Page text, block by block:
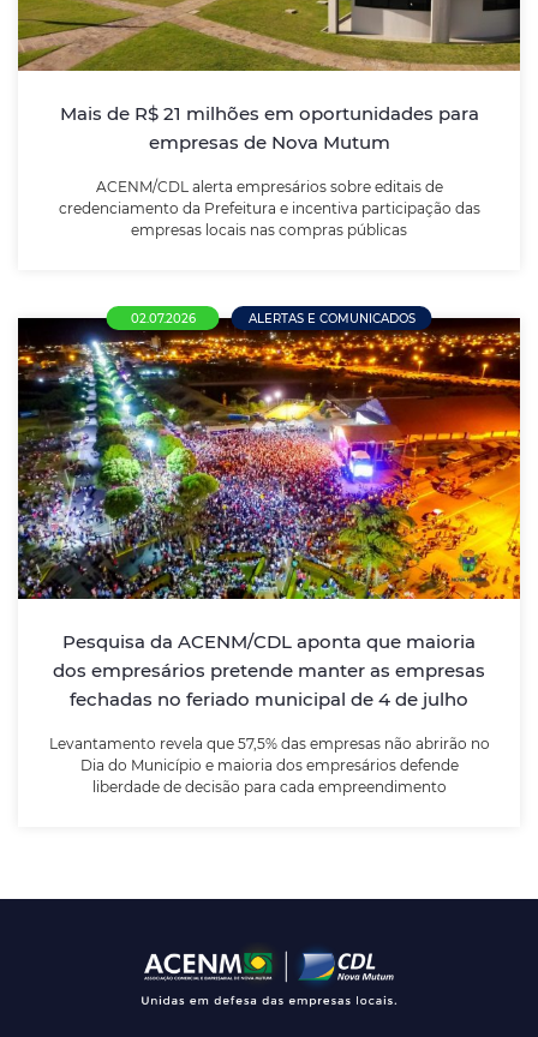
Mais de R$ 21 milhões em oportunidades para
empresas de Nova Mutum
ACENM/CDL alerta empresários sobre editais de
credenciamento da Prefeitura e incentiva participação das
empresas locais nas compras públicas
ACENM/CDL alerta empresários sobre editais de
credenciamento da Prefeitura e incentiva
participação das empresas locais nas compras
02.07.2026 ALERTAS E COMUNICADOS
Pesquisa da ACENM/CDL aponta que maioria
dos empresários pretende manter as empresas
fechadas no feriado municipal de 4 de julho
Levantamento revela que 57,5% das empresas não abrirão no
Dia do Município e maioria dos empresários defende
liberdade de decisão para cada empreendimento
Pesquisa da ACENM/CDL aponta que
maioria dos empresários pretende manter
as empresas fechadas no feriado
municipal de 4 de julho
Levantamento revela que 57,5% das empresas não
empresários defende liberdade de decisão para cada
empreendimento